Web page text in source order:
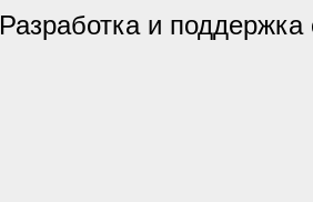
Разработка и поддержка